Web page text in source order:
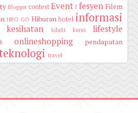
Blogger contestEvent f fesyen Filem
HBO GO Hiburan hotel informasi
kesihatan kilafit kurus lifestyle
onlineshopping pendapatan
travel